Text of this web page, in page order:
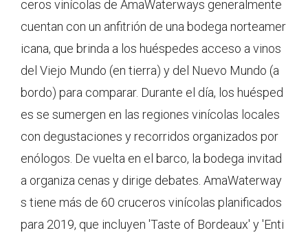
ceros vinícolas de AmaWaterways generalmente
cuentan con un anfitrión de una bodega norteamer
icana, que brinda a los huéspedes acceso a vinos
del Viejo Mundo (en tierra) y del Nuevo Mundo (a
bordo) para comparar. Durante el día, los huésped
es se sumergen en las regiones vinícolas locales
con degustaciones y recorridos organizados por
enólogos. De vuelta en el barco, la bodega invitad
a organiza cenas y dirige debates. AmaWaterway
s tiene más de 60 cruceros vinícolas planificados
para 2019, que incluyen 'Taste of Bordeaux' y 'Enti